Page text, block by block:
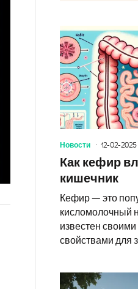
Новости 12-02-2025
Как кефир
кишечник
Кефир — это
кисломолочный
известен
свойствами для